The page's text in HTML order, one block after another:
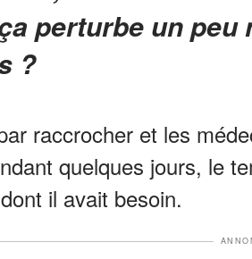
perturbe un
?
raccrocher et les
quelques jours, le
il avait besoin.